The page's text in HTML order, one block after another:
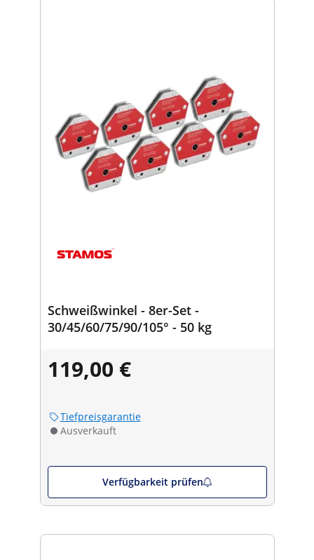
Schweißwinkel - 8er-Set -
30/45/60/75/90/105° - 50 kg
119,00 €
Tiefpreisgarantie
Ausverkauft
Verfügbarkeit prüfen